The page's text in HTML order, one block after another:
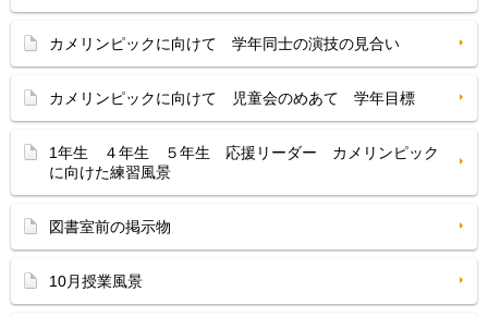
カメリンピックに向けて 学年同士の演技の見合い
カメリンピックに向けて 児童会のめあて 学年目標
1年生 ４年生 ５年生 応援リーダー カメリンピック
に向けた練習風景
図書室前の掲示物
10月授業風景